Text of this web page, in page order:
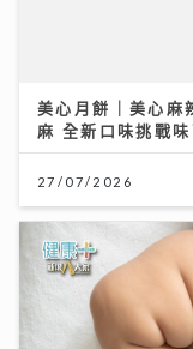
美心月餅｜美心麻
麻 全新口味挑戰
27/07/2026